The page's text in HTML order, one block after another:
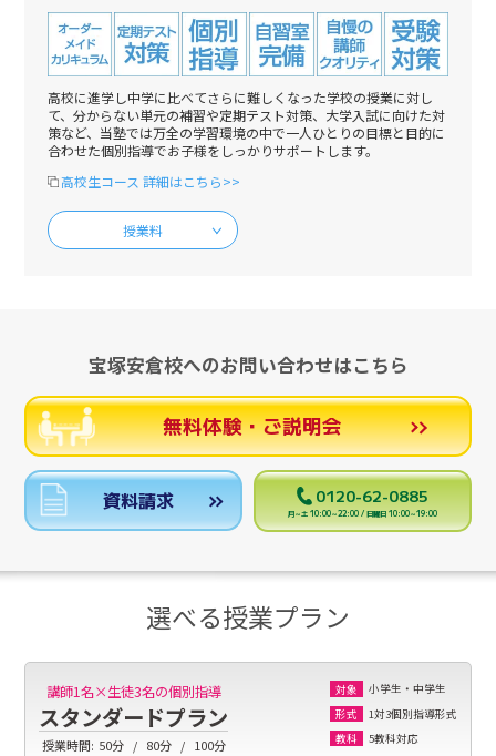
高校に進学し中学に比べてさらに難しくなった学校の授業に対し
て、分からない単元の補習や定期テスト対策、大学入試に向けた対
策など、当塾では万全の学習環境の中で一人ひとりの目標と目的に
合わせた個別指導でお子様をしっかりサポートします。
高校生コース 詳細はこちら>>
授業料
宝塚安倉校へのお問い合わせはこちら
無料体験・ご説明会
資料請求 0120-62-0885
月～土 10:00～22:00 / 日曜日 10:00～19:00
選べる授業プラン
講師1名×生徒3名の個別指導
スタンダードプラン
授業時間: 50分 80分 100分
対象
小学生・中学生
形式
1対3個別指導形式
教科
5教科対応